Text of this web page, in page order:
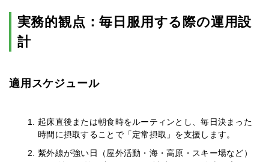
実務的観点：毎日服用する際の運用設
計
適用スケジュール
起床直後または朝食時をルーティンとし、毎日決まった
時間に摂取することで「定常摂取」を支援します。
紫外線が強い日（屋外活動・海・高原・スキー場など）